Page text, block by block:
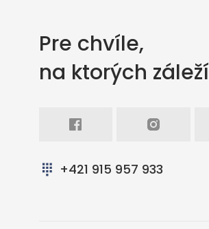
Pre chvíle,
na ktorých záleží
+421 915 957 933